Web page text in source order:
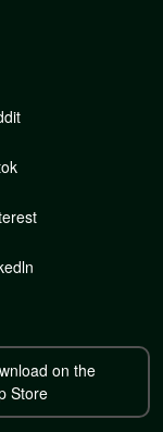
on the
Store